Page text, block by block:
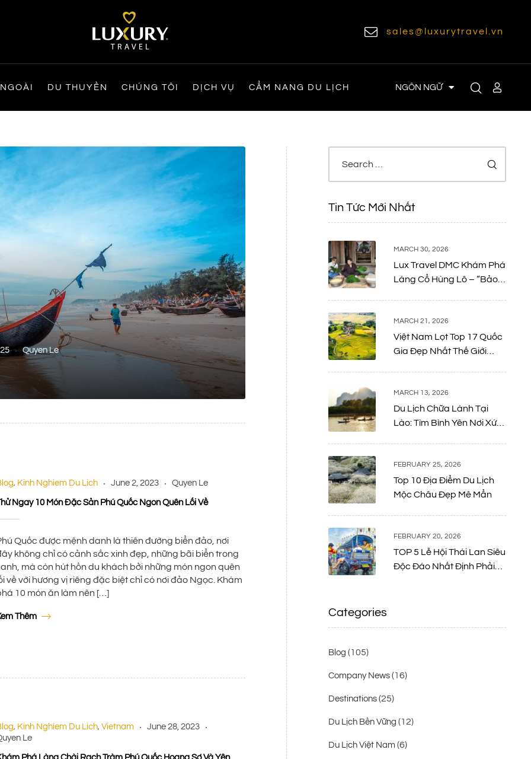
sales@luxurytravel.vn
DU THUYỀN CHÚNG TÔI DỊCH VỤ CẨM NANG DU LỊCH NGÔN NGỮ
Quyen Le
, Kinh Nghiem Du Lich June 2, 2023 Quyen Le
Ngay 10 Món Đặc Sản Phú Quốc Ngon Quên Lối Về
Quốc được mệnh danh là thiên đường biển đảo, nơi
không chỉ có cảnh sắc xinh đẹp, những bãi biển trong
mà còn hút hồn du khách bởi những món ngon quên
về với hương vị riêng đặc biệt chỉ có nơi đảo Ngọc. Khám
10 món ăn làm nên […]
Thêm
, Kinh Nghiem Du Lich, Vietnam
June 28, 2023
Le
Tin Tức Mới Nhất
MARCH 30, 2026
Lux Travel DMC Khám Phá
Làng Cổ Hùng Lô – “Bảo
MARCH 21, 2026
Việt Nam Lọt Top 17 Quốc
Gia Đẹp Nhất Thế Giới
Và Di Sản
MARCH 13, 2026
Du Lịch Chữa Lành Tại
Lào: Tìm Bình Yên Nơi Xứ
FEBRUARY 25, 2026
Top 10 Địa Điểm Du Lịch
Mộc Châu Đẹp Mê Mẩn
FEBRUARY 20, 2026
TOP 5 Lễ Hội Thái Lan Siêu
Độc Đáo Nhất Định Phải
Categories
Blog (105)
Company News (16)
Destinations (25)
Du Lịch Bền Vững (12)
Du Lịch Việt Nam (6)